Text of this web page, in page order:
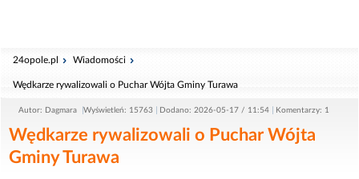
24opole.pl Wiadomości
Wędkarze rywalizowali o Puchar Wójta Gminy Turawa
Autor: Dagmara Wyświetleń: 15763 Dodano: 2026-05-17 / 11:54 Komentarzy: 1
Wędkarze rywalizowali o Puchar Wójta
Gminy Turawa